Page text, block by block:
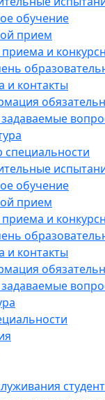
обучение
прием
и
и контакты
специальности
обучение
прием
и
и контакты